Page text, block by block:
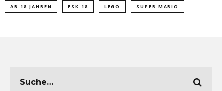
AB 18 JAHREN FSK 18 LEGO SUPER MARIO